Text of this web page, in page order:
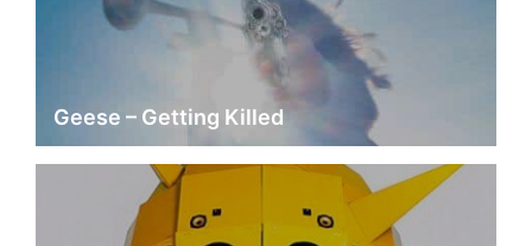
Geese – Getting Killed